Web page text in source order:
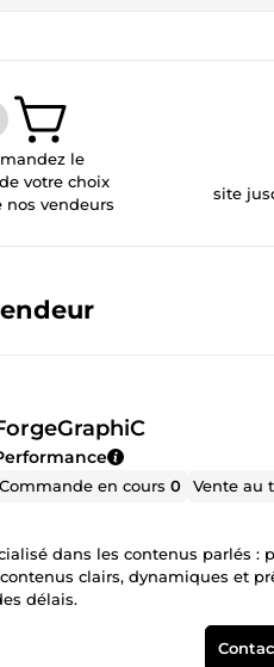
le
votre choix
nos vendeurs
site
Commande en cours0 Vente au
dans les contenus parlés :
clairs, dynamiques et
délais.